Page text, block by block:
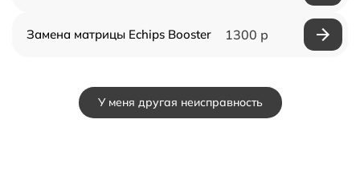
Замена матрицы Echips Booster 1300 р
У меня другая неисправность